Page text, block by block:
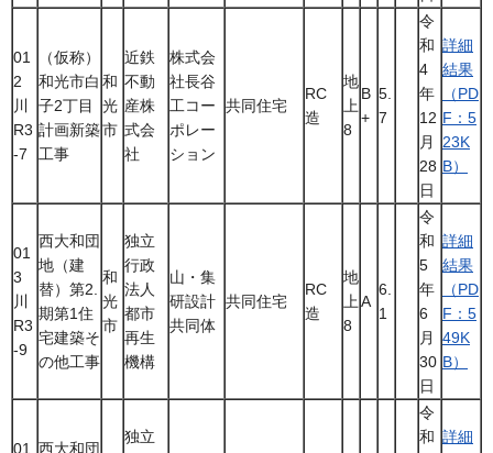
01
2
川
R3
-7
（仮称）
和光市白
子2丁目
計画新築
工事
和
光
市
近鉄
不動
産株
式会
社
株式会
社長谷
工コー
ポレー
ション
共同住宅
RC
造
地
上
8
B
+
5.
7
令
和
4
年
12
月
28
日
詳細
結果
（PD
F：5
23K
B）
01
3
川
R3
-9
西大和団
地（建
替）第2.
期第1住
宅建築そ
の他工事
和
光
市
独立
行政
法人
都市
再生
機構
山・集
研設計
共同体
共同住宅
RC
造
地
上
8
A
6.
1
令
和
5
年
6
月
30
日
詳細
結果
（PD
F：5
49K
B）
01
西大和団
独立
令
和 詳細